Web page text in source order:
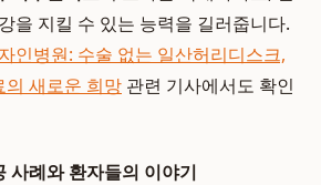
을 지킬 수 있는 능력을 길러줍니다.
인병원: 수술 없는 일산허리디스크,
의 새로운 희망 관련 기사에서도 확인
사례와 환자들의 이야기